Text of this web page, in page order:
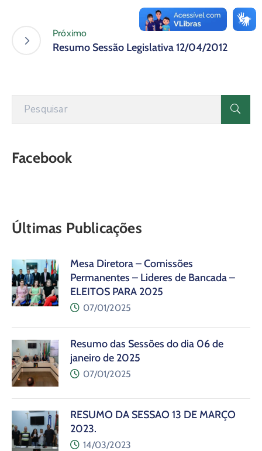
Próximo
Resumo Sessão Legislativa 12/04/2012
Facebook
Últimas Publicações
Mesa Diretora – Comissões
Permanentes – Lideres de Bancada –
ELEITOS PARA 2025
07/01/2025
Resumo das Sessões do dia 06 de
janeiro de 2025
07/01/2025
RESUMO DA SESSÃO 13 DE MARÇO
2023.
14/03/2023